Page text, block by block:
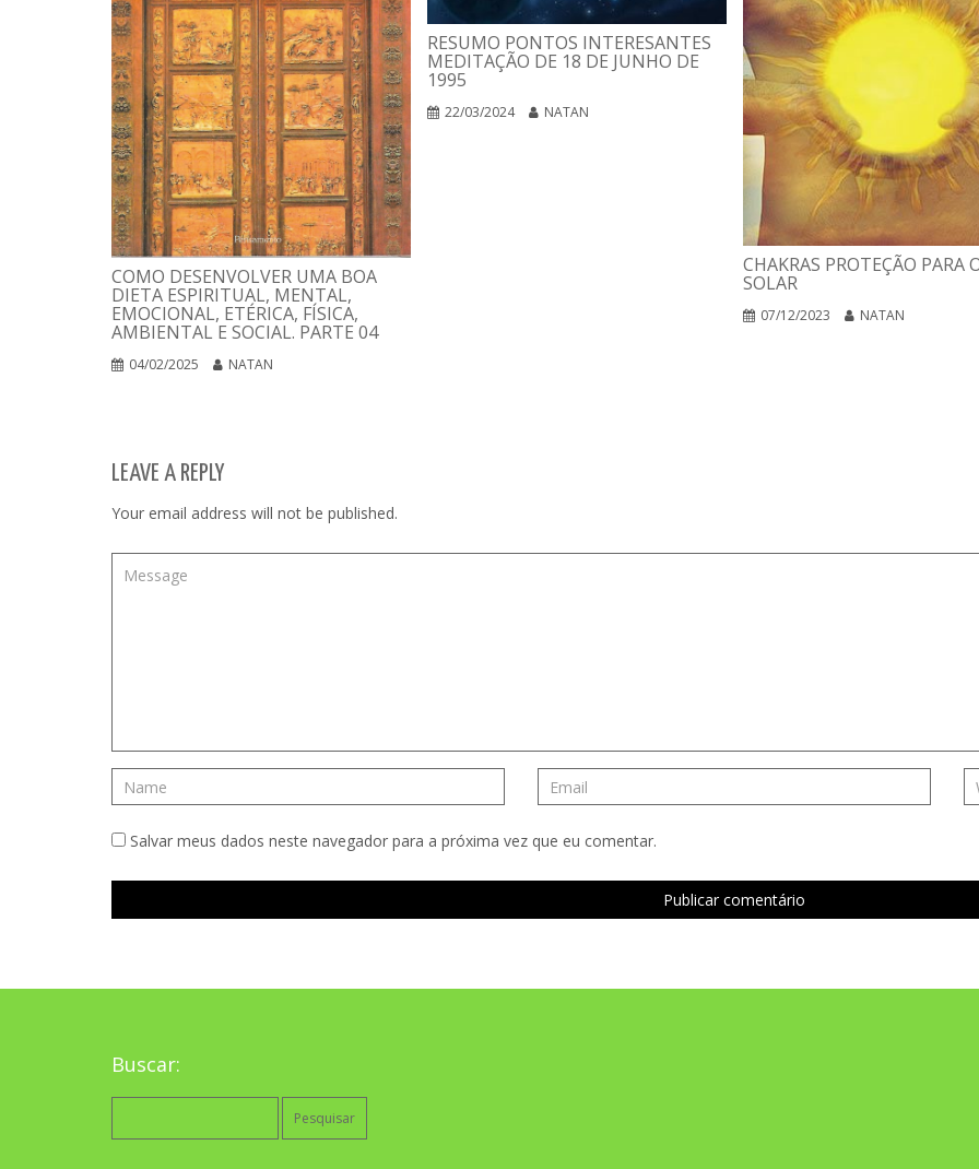
COMO DESENVOLVER UMA BOA
DIETA ESPIRITUAL, MENTAL,
EMOCIONAL, ETÉRICA, FÍSICA,
AMBIENTAL E SOCIAL. PARTE 04
04/02/2025 NATAN
RESUMO PONTOS INTERESANTES
MEDITAÇÃO DE 18 DE JUNHO DE
1995
22/03/2024 NATAN
CHAKRAS PROTEÇÃO PARA
SOLAR
07/12/2023 NATAN
LEAVE A REPLY
Your email address will not be published.
Salvar meus dados neste navegador para a próxima vez que eu comentar.
Buscar: